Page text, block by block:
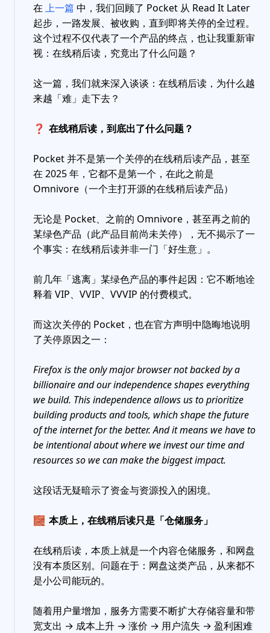
在 上一篇 中，我们回顾了 Pocket 从 Read It Later
起步，一路发展、被收购，直到即将关停的全过程。
这个过程不仅代表了一个产品的终点，也让我重新审
视：在线稍后读，究竟出了什么问题？
这一篇，我们就来深入谈谈：在线稍后读，为什么越
来越「难」走下去？
❓ 在线稍后读，到底出了什么问题？
Pocket 并不是第一个关停的在线稍后读产品，甚至
在 2025 年，它都不是第一个，在此之前是
Omnivore（一个主打开源的在线稍后读产品）
无论是 Pocket、之前的 Omnivore，甚至再之前的
某绿色产品（此产品目前尚未关停），无不揭示了一
个事实：在线稍后读并非一门「好生意」。
前几年「逃离」某绿色产品的事件起因：它不断地诠
释着 VIP、VVIP、VVVIP 的付费模式。
而这次关停的 Pocket，也在官方声明中隐晦地说明
了关停原因之一：
Firefox is the only major browser not backed by a
billionaire and our independence shapes everything
we build. This independence allows us to prioritize
building products and tools, which shape the future
of the internet for the better. And it means we have to
be intentional about where we invest our time and
resources so we can make the biggest impact.
这段话无疑暗示了资金与资源投入的困境。
🧱 本质上，在线稍后读只是「仓储服务」
在线稍后读，本质上就是一个内容仓储服务，和网盘
没有本质区别。问题在于：网盘这类产品，从来都不
是小公司能玩的。
随着用户量增加，服务方需要不断扩大存储容量和带
宽支出 → 成本上升 → 涨价 → 用户流失 → 盈利困难